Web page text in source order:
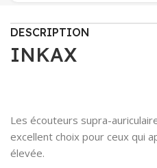
DESCRIPTION
INKAX
Les écouteurs supra-
excellent choix pour ceux qui
élevée.